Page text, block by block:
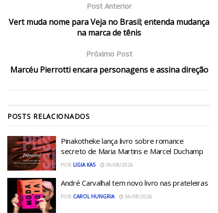
Post Anterior
Vert muda nome para Veja no Brasil; entenda mudança
na marca de tênis
Próximo Post
Marcéu Pierrotti encara personagens e assina direção
POSTS RELACIONADOS
Pinakotheke lança livro sobre romance
secreto de Maria Martins e Marcel Duchamp
POR LIGIA KAS 06/08/2026
André Carvalhal tem novo livro nas prateleiras
POR CAROL HUNGRIA 06/08/2026